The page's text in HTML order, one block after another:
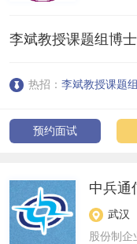
李斌教授课题组博
热招： 李斌教授课题
预约面试
中兵通
武汉
股份制企